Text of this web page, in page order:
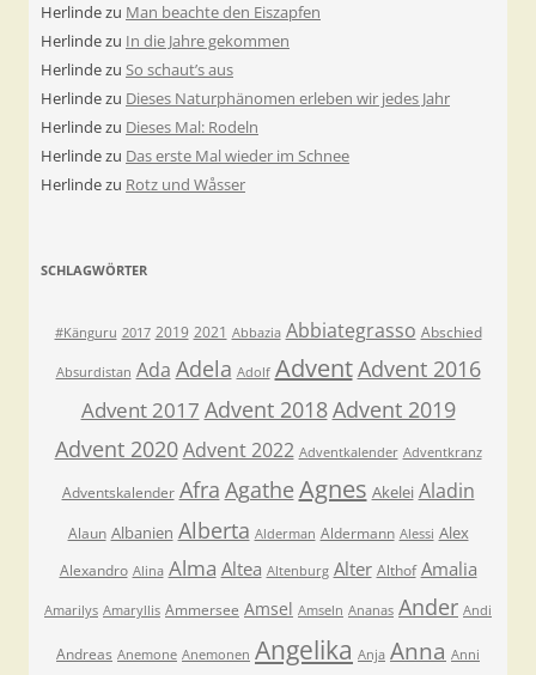
Herlindezu Man beachte den Eiszapfen
Herlindezu In die Jahre gekommen
Herlindezu So schaut’s aus
Herlindezu Dieses Naturphänomen erleben wir jedes Jahr
Herlindezu Dieses Mal: Rodeln
Herlindezu Das erste Mal wieder im Schnee
Herlindezu Rotz und Wåsser
SCHLAGWÖRTER
#Känguru 2017 2019 2021 Abbazia Abbiategrasso Abschied
Absurdistan Ada Adela Adolf AdventAdvent 2016
Advent 2017 Advent 2018Advent 2019
Advent 2020 Advent 2022 Adventkalender Adventkranz
Adventskalender Afra Agathe Agnes Akelei Aladin
Alaun Albanien Alberta Alderman Aldermann Alessi Alex
Alexandro Alina Alma Altea Altenburg Alter Althof Amalia
Amarilys Amaryllis Ammersee Amsel Amseln Ananas Ander Andi
Andreas Anemone Anemonen Angelika Anja Anna Anni